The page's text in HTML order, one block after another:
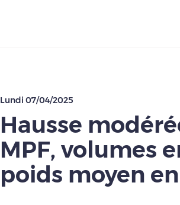
Lundi 07/04/2025
Hausse
MPF, volumes
poids moyen